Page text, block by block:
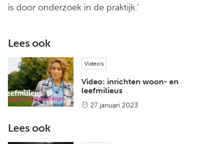
is door onderzoek in de praktijk.'
Lees ook
Video's
Video: inrichten woon- en
leefmilieus
27 januari 2023
Lees ook